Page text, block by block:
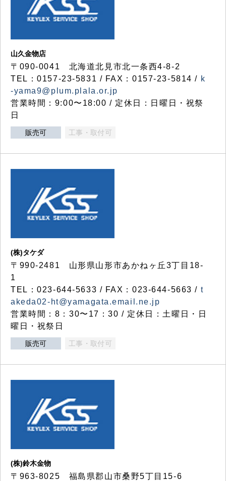
山久金物店
〒090-0041 北海道北見市北一条西4-8-2
TEL：0157-23-5831 / FAX：0157-23-5814 / k
-yama9@plum.plala.or.jp
営業時間：9:00〜18:00 / 定休日：日曜日・祝祭
日
販売可 工事・取付可
(株)タケダ
〒990-2481 山形県山形市あかねヶ丘3丁目18-
1
TEL：023-644-5633 / FAX：023-644-5663 / t
akeda02-ht@yamagata.email.ne.jp
営業時間：8：30〜17：30 / 定休日：土曜日・日
曜日・祝祭日
販売可 工事・取付可
(株)鈴木金物
〒963-8025 福島県郡山市桑野5丁目15-6